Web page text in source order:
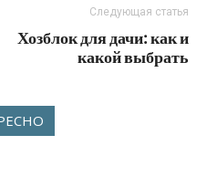
Следующая статья
Хозблок для дачи: как и
какой выбрать